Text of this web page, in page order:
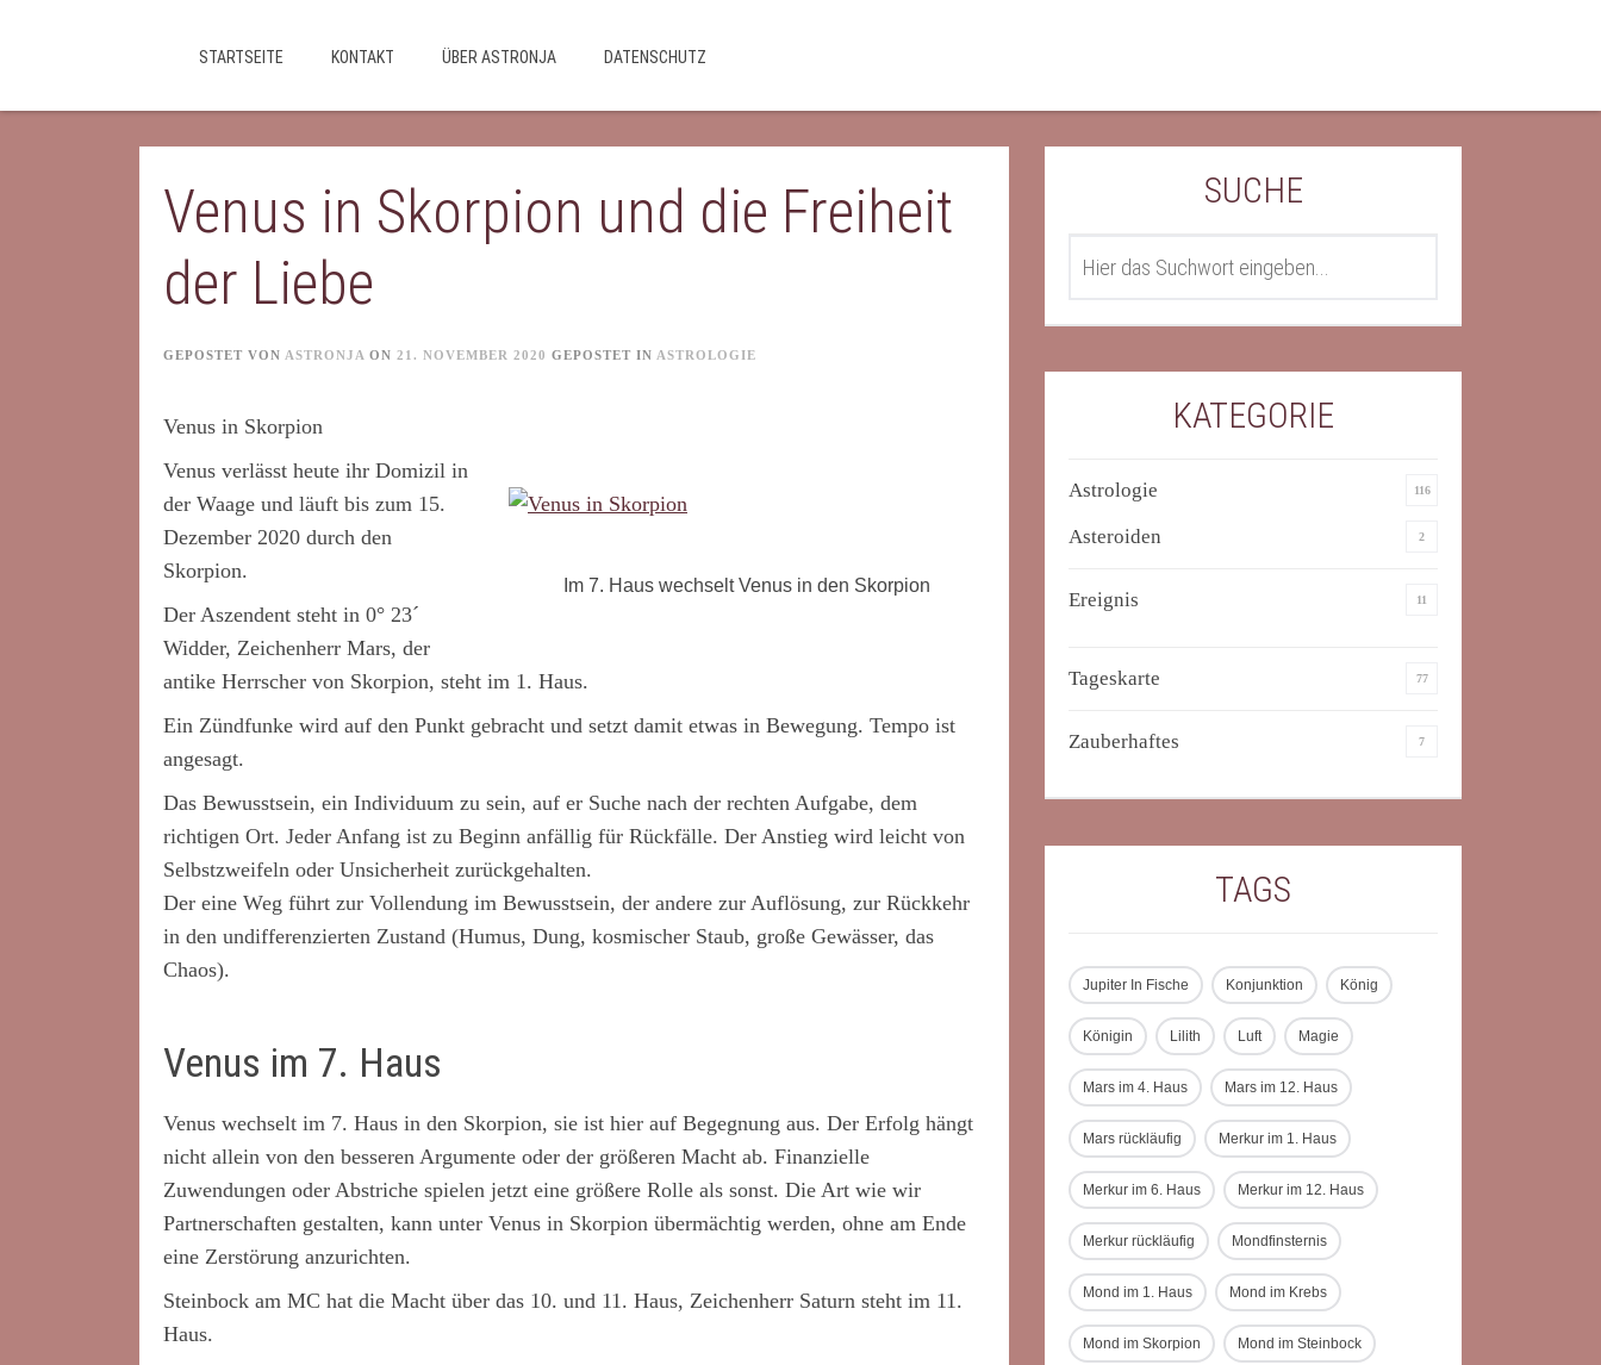
content
STARTSEITE KONTAKT ÜBER ASTRONJA DATENSCHUTZ
Venus in Skorpion und die Freiheit
der Liebe
GEPOSTET VON ASTRONJA ON 21. NOVEMBER 2020 GEPOSTET IN ASTROLOGIE
Venus in Skorpion
Im 7. Haus wechselt Venus in den Skorpion
Venus verlässt heute ihr Domizil in
der Waage und läuft bis zum 15.
Dezember 2020 durch den
Skorpion.
Der Aszendent steht in 0° 23´
Widder, Zeichenherr Mars, der
antike Herrscher von Skorpion, steht im 1. Haus.
Ein Zündfunke wird auf den Punkt gebracht und setzt damit etwas in Bewegung. Tempo ist
angesagt.
Das Bewusstsein, ein Individuum zu sein, auf er Suche nach der rechten Aufgabe, dem
richtigen Ort. Jeder Anfang ist zu Beginn anfällig für Rückfälle. Der Anstieg wird leicht von
Selbstzweifeln oder Unsicherheit zurückgehalten.
Der eine Weg führt zur Vollendung im Bewusstsein, der andere zur Auflösung, zur Rückkehr
in den undifferenzierten Zustand (Humus, Dung, kosmischer Staub, große Gewässer, das
Chaos).
Venus im 7. Haus
Venus wechselt im 7. Haus in den Skorpion, sie ist hier auf Begegnung aus. Der Erfolg hängt
nicht allein von den besseren Argumente oder der größeren Macht ab. Finanzielle
Zuwendungen oder Abstriche spielen jetzt eine größere Rolle als sonst. Die Art wie wir
Partnerschaften gestalten, kann unter Venus in Skorpion übermächtig werden, ohne am Ende
eine Zerstörung anzurichten.
Steinbock am MC hat die Macht über das 10. und 11. Haus, Zeichenherr Saturn steht im 11.
Haus.
SUCHE
KATEGORIE
Astrologie 116
Asteroiden 2
Ereignis 11
Tageskarte 77
Zauberhaftes 7
TAGS
Jupiter In Fische Konjunktion König
Königin Lilith Luft Magie
Mars im 4. Haus Mars im 12. Haus
Mars rückläufig Merkur im 1. Haus
Merkur im 6. Haus Merkur im 12. Haus
Merkur rückläufig Mondfinsternis
Mond im 1. Haus Mond im Krebs
Mond im Skorpion Mond im Steinbock